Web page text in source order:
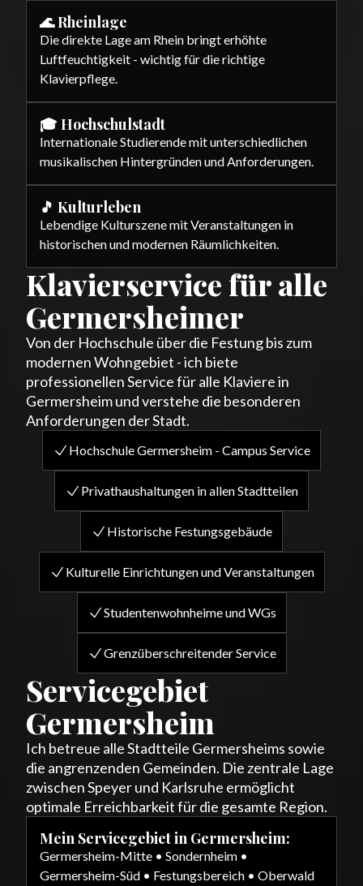
🌊 Rheinlage
Die direkte Lage am Rhein bringt erhöhte
Luftfeuchtigkeit - wichtig für die richtige
Klavierpflege.
🎓 Hochschulstadt
Internationale Studierende mit unterschiedlichen
musikalischen Hintergründen und Anforderungen.
🎵 Kulturleben
Lebendige Kulturszene mit Veranstaltungen in
historischen und modernen Räumlichkeiten.
Klavierservice für alle
Germersheimer
Von der Hochschule über die Festung bis zum
modernen Wohngebiet - ich biete
professionellen Service für alle Klaviere in
Germersheim und verstehe die besonderen
Anforderungen der Stadt.
Hochschule Germersheim - Campus Service
Privathaushaltungen in allen Stadtteilen
Historische Festungsgebäude
Kulturelle Einrichtungen und Veranstaltungen
Studentenwohnheime und WGs
Grenzüberschreitender Service
Servicegebiet
Germersheim
Ich betreue alle Stadtteile Germersheims sowie
die angrenzenden Gemeinden. Die zentrale Lage
zwischen Speyer und Karlsruhe ermöglicht
optimale Erreichbarkeit für die gesamte Region.
Mein Servicegebiet in Germersheim:
Germersheim-Mitte • Sondernheim •
Germersheim-Süd • Festungsbereich • Oberwald